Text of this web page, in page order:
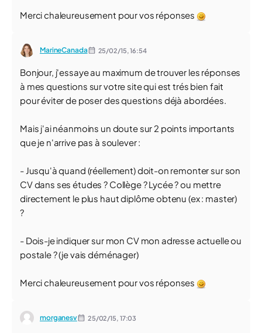
Merci chaleureusement pour vos réponses
MarineCanada 25/02/15,16:54
Bonjour, j'essaye au maximum de trouver les réponses
à mes questions sur votre site qui est trés bien fait
pour éviter de poser des questions déjà abordées.
Mais j'ai néanmoins un doute sur 2 points importants
que je n'arrive pas à soulever :
- Jusqu'à quand (réellement) doit-on remonter sur son
CV dans ses études ? Collège ? Lycée ? ou mettre
directement le plus haut diplôme obtenu (ex : master)
?
- Dois-je indiquer sur mon CV mon adresse actuelle ou
postale ? (je vais déménager)
Merci chaleureusement pour vos réponses
morganesv 25/02/15, 17:03